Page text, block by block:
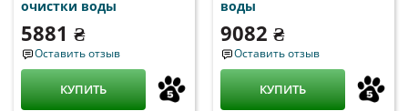
очистки воды
5881 ₴
Оставить отзыв
КУПИТЬ
воды
9082 ₴
Оставить отзыв
КУПИТЬ